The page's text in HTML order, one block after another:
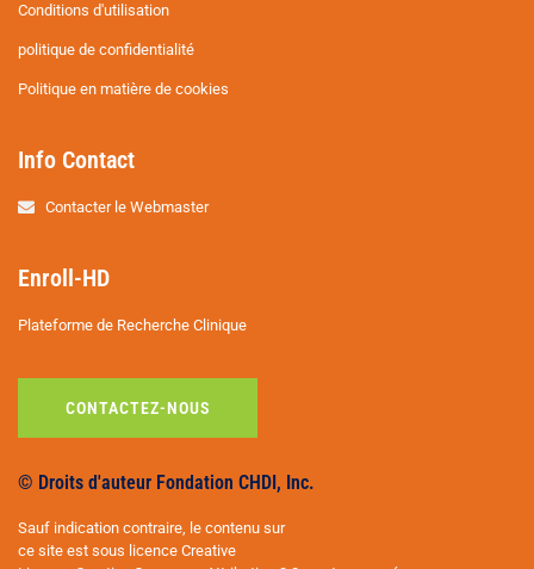
Conditions d'utilisation
politique de confidentialité
Politique en matière de cookies
Info Contact
Contacter le Webmaster
Enroll-HD
Plateforme de Recherche Clinique
CONTACTEZ-NOUS
© Droits d'auteur Fondation CHDI, Inc.
Sauf indication contraire, le contenu sur
ce site est sous licence Creative